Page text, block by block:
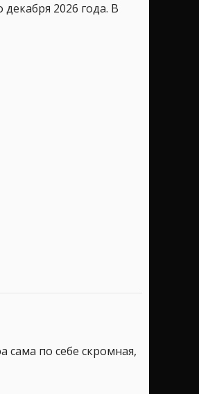
2026 года. В
сама по себе скромная,